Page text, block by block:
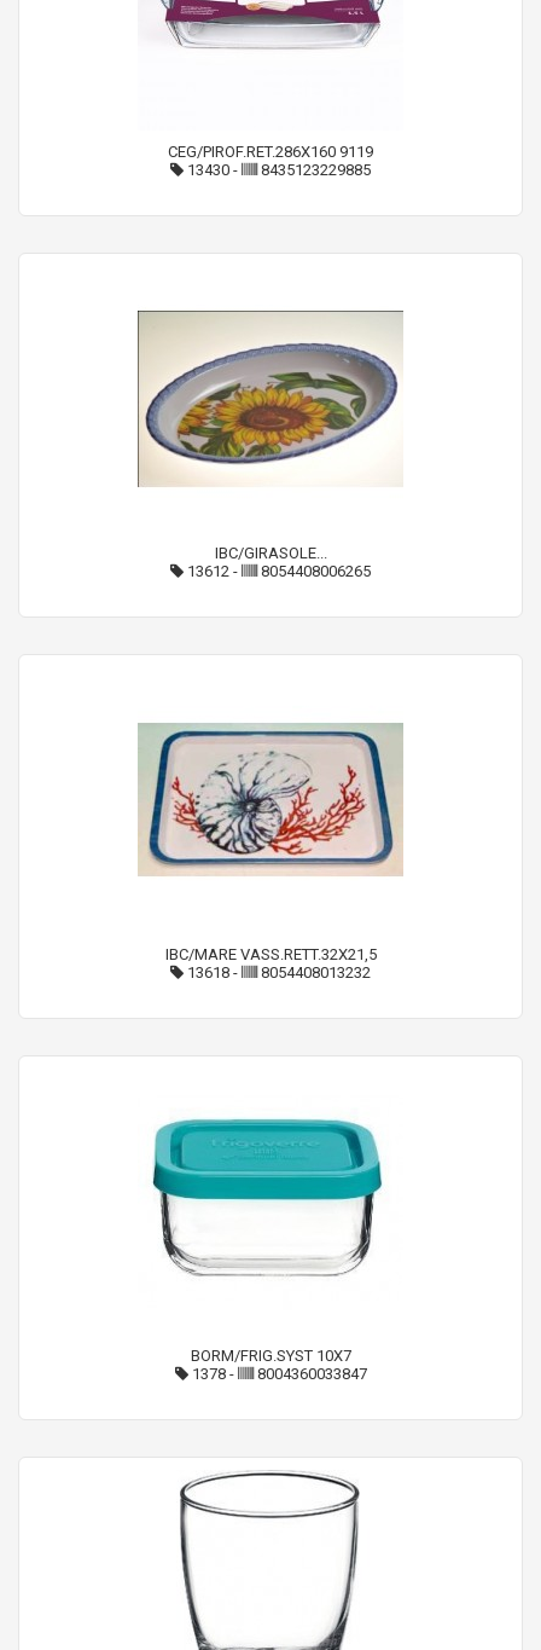
CEG/PIROF.RET.286X160 9119
13430 - 8435123229885
IBC/GIRASOLE...
13612 - 8054408006265
IBC/MARE VASS.RETT.32X21,5
13618 - 8054408013232
BORM/FRIG.SYST 10X7
1378- 8004360033847